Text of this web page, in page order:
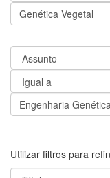
Utilizar filtros para